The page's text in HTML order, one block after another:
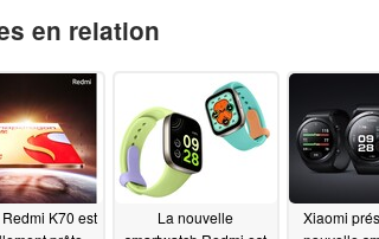
en relation
K70 est
La nouvelle
Xiaomi